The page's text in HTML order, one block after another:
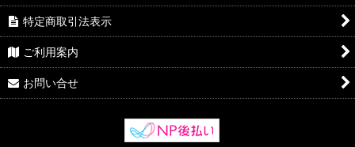
特定商取引法表示
ご利用案内
お問い合せ